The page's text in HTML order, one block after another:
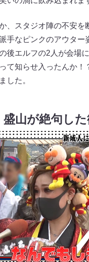
、スタジオ陣の不安
手なピンクのアウタ
後エルフの2人が会場
て知らせ入ったんか
した。
盛山が絶句し